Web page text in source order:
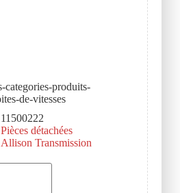
11500222
Pièces détachées
Allison Transmission